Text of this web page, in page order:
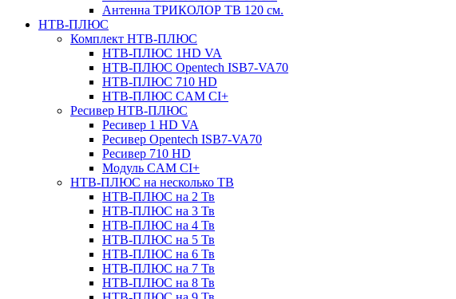
Антенна ТРИКОЛОР ТВ 120 см.
НТВ-ПЛЮС
Комплект НТВ-ПЛЮС
НТВ-ПЛЮС 1HD VA
НТВ-ПЛЮС Opentech ISB7-VA70
НТВ-ПЛЮС 710 HD
НТВ-ПЛЮС CAM CI+
Ресивер НТВ-ПЛЮС
Ресивер 1 HD VA
Ресивер Opentech ISB7-VA70
Ресивер 710 HD
Модуль CAM CI+
НТВ-ПЛЮС на несколько ТВ
НТВ-ПЛЮС на 2 Тв
НТВ-ПЛЮС на 3 Тв
НТВ-ПЛЮС на 4 Тв
НТВ-ПЛЮС на 5 Тв
НТВ-ПЛЮС на 6 Тв
НТВ-ПЛЮС на 7 Тв
НТВ-ПЛЮС на 8 Тв